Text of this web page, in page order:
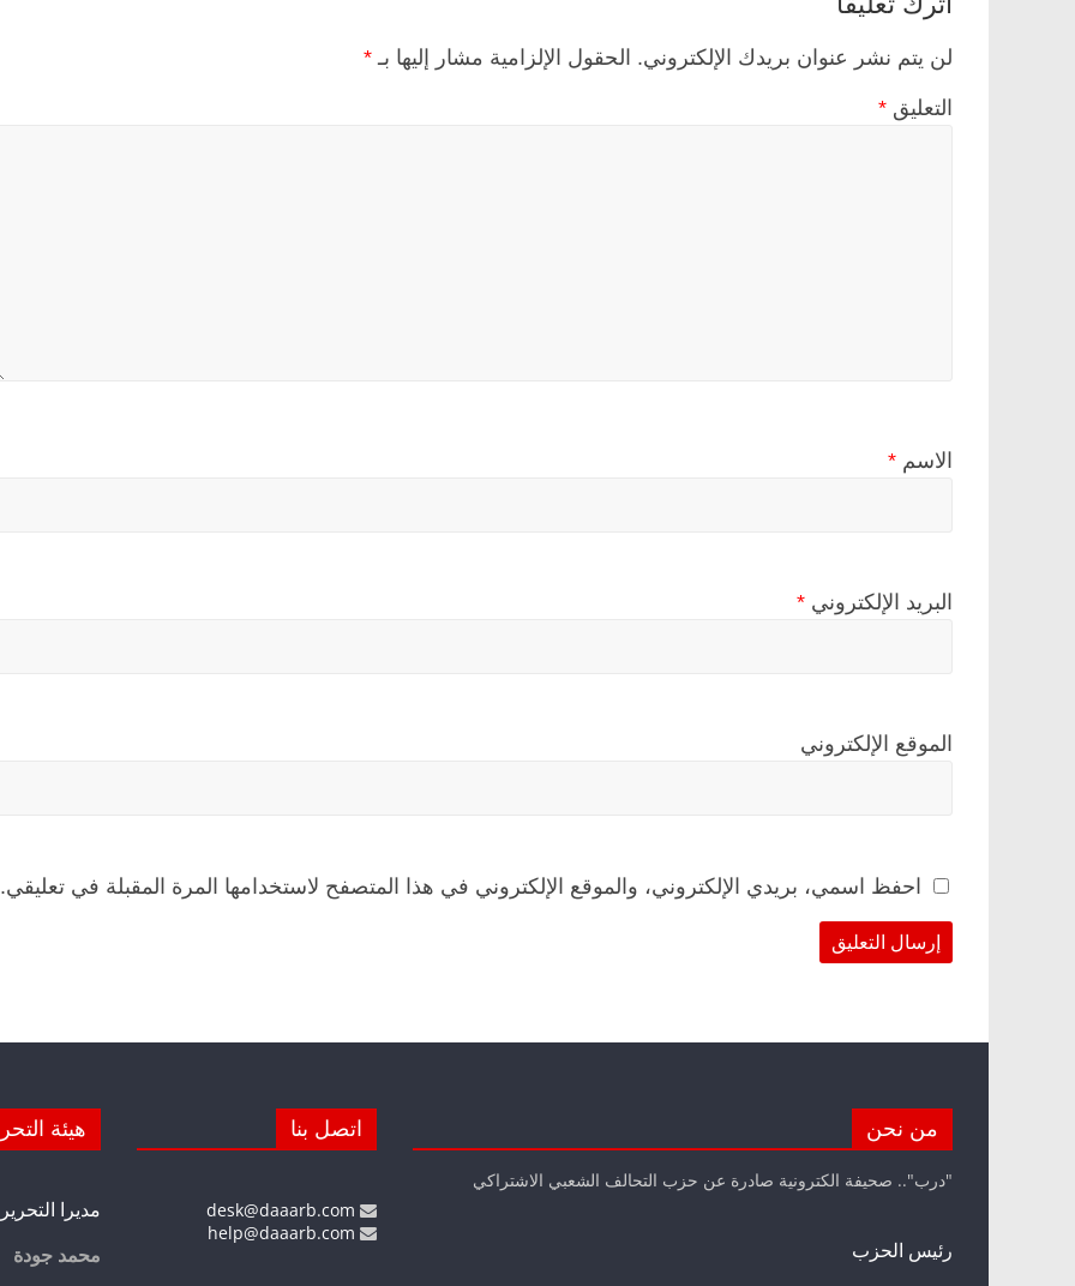
لن يتم نشر عنوان بريدك الإلكتروني. الحقول الإلزامية مشار إليها بـ *
التعليق *
الاسم *
البريد الإلكتروني *
الموقع الإلكتروني
احفظ اسمي، بريدي الإلكتروني، والموقع الإلكتروني في هذا المتصفح لاستخدامها المرة المقبلة في تعليقي.
من نحن
"درب".. صحيفة الكترونية صادرة عن حزب التحالف الشعبي الاشتراكي
رئيس الحزب
اتصل بنا هيئة
مديرا التحرير
محمد جودة